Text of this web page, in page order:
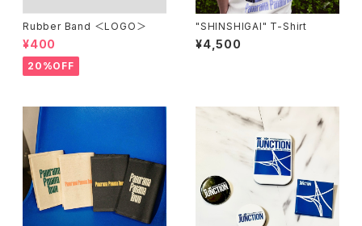
Rubber Band ＜LOGO＞
¥400
20%OFF
"SHINSHIGAI" T-Shirt
¥4,500